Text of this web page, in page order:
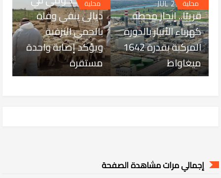
محلية
JUL 27, 2026
قريبًا.. إنجاز محطة
كهرباء الأنبار بالدورة
المركبة بقدرة 1642
ميغاواط
محلية
ديالى ينفي وفاة
بالحمى النزفية
ويؤكد إصابة واحدة
مستقرة
إجمالي مرات مشاهدة الصفحة